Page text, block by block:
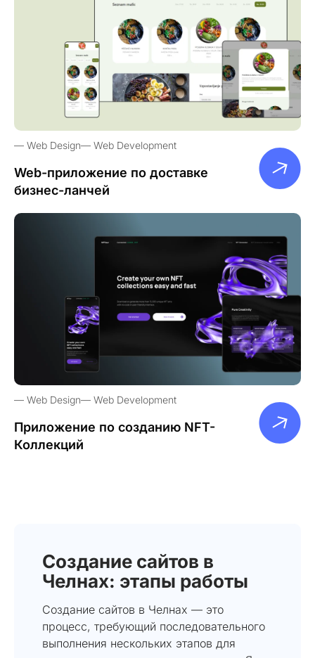
Web Design Web Development
Web-приложение по доставке
бизнес-ланчей
Web Design Web Development
Приложение по созданию NFT-
Коллекций
Создание сайтов в
Челнах: этапы работы
Создание сайтов в Челнах — это
процесс, требующий последовательного
выполнения нескольких этапов для